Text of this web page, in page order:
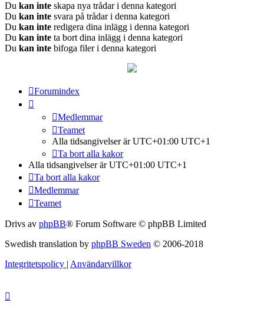
Du kan inte skapa nya trådar i denna kategori
Du kan inte svara på trådar i denna kategori
Du kan inte redigera dina inlägg i denna kategori
Du kan inte ta bort dina inlägg i denna kategori
Du kan inte bifoga filer i denna kategori
Forumindex
Medlemmar
Teamet
Alla tidsangivelser är UTC+01:00 UTC+1
Ta bort alla kakor
Alla tidsangivelser är UTC+01:00 UTC+1
Ta bort alla kakor
Medlemmar
Teamet
Drivs av phpBB® Forum Software © phpBB Limited
Swedish translation by phpBB Sweden © 2006-2018
Integritetspolicy Användarvillkor